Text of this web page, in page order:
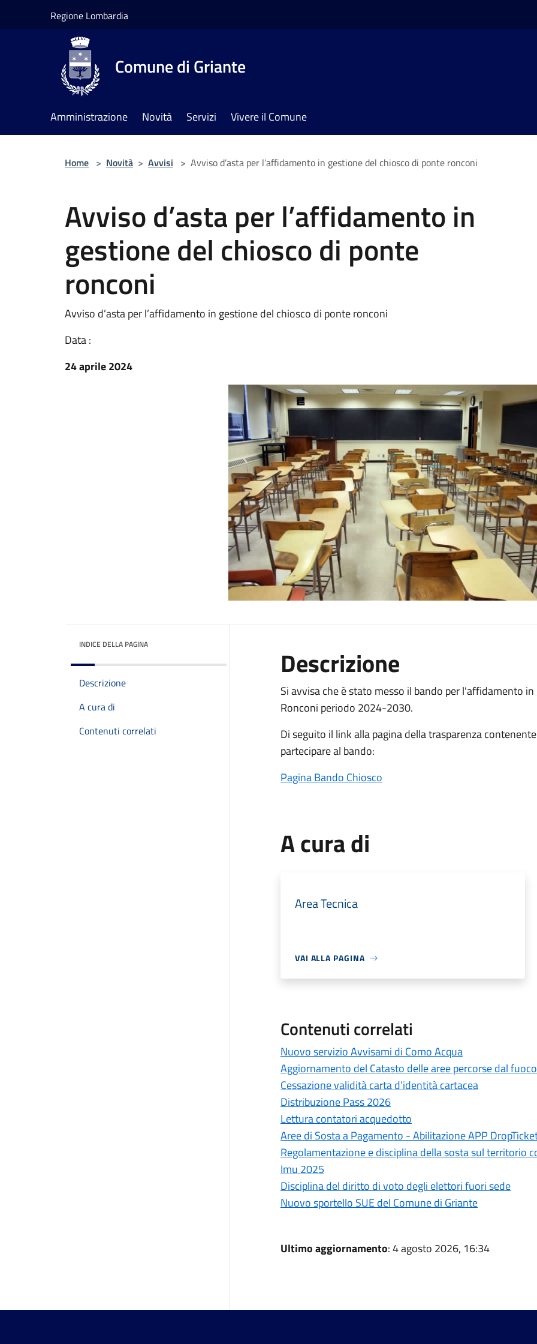
Regione Lombardia
Comune di Griante
Amministrazione Novità Servizi Vivere il Comune
Home > Novità > Avvisi > Avviso d’asta per l’affidamento in gestione del chiosco di ponte ronconi
Avviso d’asta per l’affidamento in
gestione del chiosco di ponte
ronconi
Avviso d’asta per l’affidamento in gestione del chiosco di ponte ronconi
Data :
24 aprile 2024
INDICE DELLA PAGINA
Descrizione
A cura di
Contenuti correlati
Descrizione
Si avvisa che è stato messo il bando per l'affidamento
Ronconi periodo 2024-2030.
Di seguito il link alla pagina della trasparenza
partecipare al bando:
Pagina Bando Chiosco
A cura di
Area Tecnica
VAI ALLA PAGINA
Contenuti correlati
Nuovo servizio Avvisami di Como Acqua
Aggiornamento del Catasto delle aree percorse dal
Cessazione validità carta d’identità cartacea
Distribuzione Pass 2026
Lettura contatori acquedotto
Aree di Sosta a Pagamento - Abilitazione APP
Regolamentazione e disciplina della sosta sul territorio
Imu 2025
Disciplina del diritto di voto degli elettori fuori sede
Nuovo sportello SUE del Comune di Griante
Ultimo aggiornamento: 4 agosto 2026, 16:34